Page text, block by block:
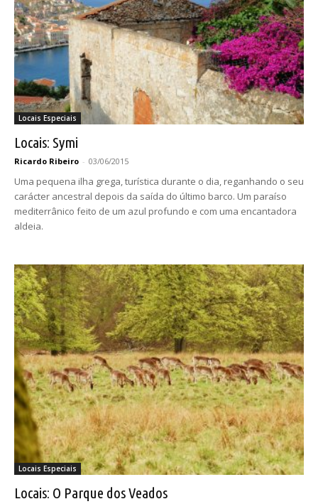
Locais Especiais
Locais: Symi
Ricardo Ribeiro - 03/06/2015
Uma pequena ilha grega, turística durante o dia, reganhando o seu
carácter ancestral depois da saída do último barco. Um paraíso
mediterrânico feito de um azul profundo e com uma encantadora
aldeia.
Locais Especiais
Locais: O Parque dos Veados